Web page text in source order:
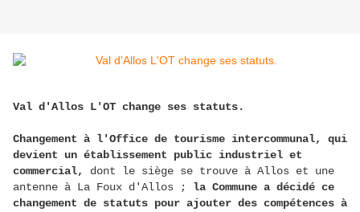
Val d'Allos L'OT change ses statuts.
Changement à l'Office de tourisme intercommunal, qui
devient un établissement public industriel et
commercial,
dont le siège se trouve à Allos et une
antenne à La Foux d'Allos ; la Commune a décidé ce
changement de statuts pour ajouter des compétences à